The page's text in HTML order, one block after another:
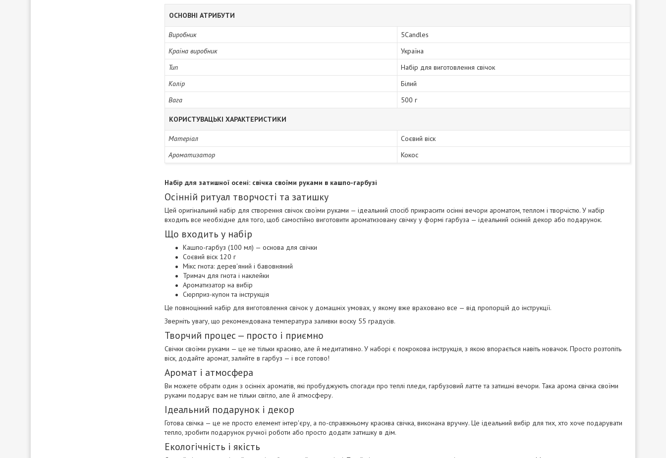
ОСНОВНІ АТРИБУТИ
Виробник
5Candles
Країна виробник
Україна
Тип
Набір для виготовлення свічок
Колір
Білий
Вага
500 г
КОРИСТУВАЦЬКІ ХАРАКТЕРИСТИКИ
Матеріал
Соєвий віск
Ароматизатор
Кокос
Набір для затишної осені: свічка своїми руками в кашпо-гарбузі
Осінній ритуал творчості та затишку
Цей оригінальний набір для створення свічок своїми руками — ідеальний спосіб прикрасити осінні вечори ароматом, теплом і творчістю. У набір
входить все необхідне для того, щоб самостійно виготовити ароматизовану свічку у формі гарбуза — ідеальний осінній декор або подарунок.
Що входить у набір
Кашпо-гарбуз (100 мл) — основа для свічки
Соєвий віск 120 г
Мікс гнота: дерев'яний і бавовняний
Тримач для гнота і наклейки
Ароматизатор на вибір
Сюрприз-купон та інструкція
Це повноцінний набір для виготовлення свічок у домашніх умовах, у якому вже враховано все — від пропорцій до інструкції.
Зверніть увагу, що рекомендована температура заливки воску 55 градусів.
Творчий процес — просто і приємно
Свічки своїми руками — це не тільки красиво, але й медитативно. У наборі є покрокова інструкція, з якою впорається навіть новачок. Просто розтопіть
віск, додайте аромат, залийте в гарбуз — і все готово!
Аромат і атмосфера
Ви можете обрати один з осінніх ароматів, які пробуджують спогади про теплі пледи, гарбузовий латте та затишні вечори. Така арома свічка своїми
руками подарує вам не тільки світло, але й атмосферу.
Ідеальний подарунок і декор
Готова свічка — це не просто елемент інтер'єру, а по-справжньому красива свічка, виконана вручну. Це ідеальний вибір для тих, хто хоче подарувати
тепло, зробити подарунок ручної роботи або просто додати затишку в дім.
Екологічність і якість